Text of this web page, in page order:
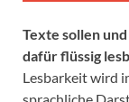
Texte sollen
dafür flüssig
Lesbarkeit wird